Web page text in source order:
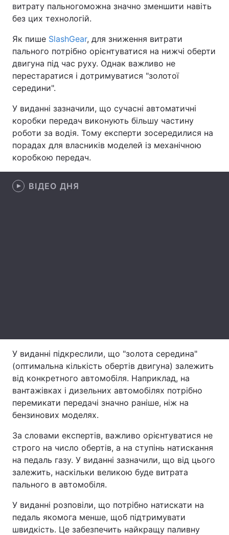
Економіка
Спорт Наука
Техно і зв'язок Лайт
Зброя
Здоров'я Туризм
Цікавинки Погода
Екологія Регіони
Тема оформлення
витрату пальногоможна значно зменшити навіть
без цих технологій.
Як пише SlashGear, для зниження витрати
пального потрібно орієнтуватися на нижчі оберти
двигуна під час руху. Однак важливо не
перестаратися і дотримуватися "золотої
середини".
У виданні зазначили, що сучасні автоматичні
коробки передач виконують більшу частину
роботи за водія. Тому експерти зосередилися на
порадах для власників моделей із механічною
коробкою передач.
ВІДЕО ДНЯ
У виданні підкреслили, що "золота середина"
(оптимальна кількість обертів двигуна) залежить
від конкретного автомобіля. Наприклад, на
вантажівках і дизельних автомобілях потрібно
перемикати передачі значно раніше, ніж на
бензинових моделях.
За словами експертів, важливо орієнтуватися не
строго на число обертів, а на ступінь натискання
на педаль газу. У виданні зазначили, що від цього
залежить, наскільки великою буде витрата
пального в автомобіля.
У виданні розповіли, що потрібно натискати на
педаль якомога менше, щоб підтримувати
швидкість. Це забезпечить найкращу паливну